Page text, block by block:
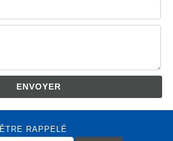
ÊTRE RAPPELÉ